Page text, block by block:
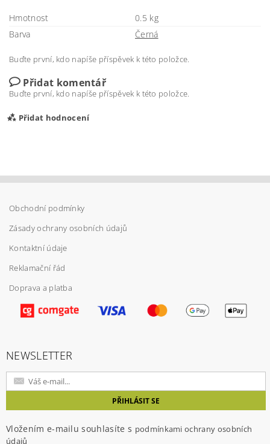
Hmotnost
0.5 kg
Barva
Černá
Buďte první, kdo napíše příspěvek k této položce.
Přidat komentář
Buďte první, kdo napíše příspěvek k této položce.
Přidat hodnocení
Vložením hodnocení souhlasíte spodmínkami
ochrany osobních údajů
Obchodní podmínky
Zásady ochrany osobních údajů
Kontaktní údaje
Reklamační řád
Doprava a platba
NEWSLETTER
Vložením e-mailu souhlasíte s podmínkami ochrany osobních
údajů